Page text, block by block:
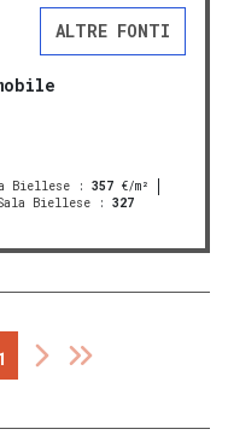
ALTRE FONTI
Biellese : 357 €/m²
Biellese : 327